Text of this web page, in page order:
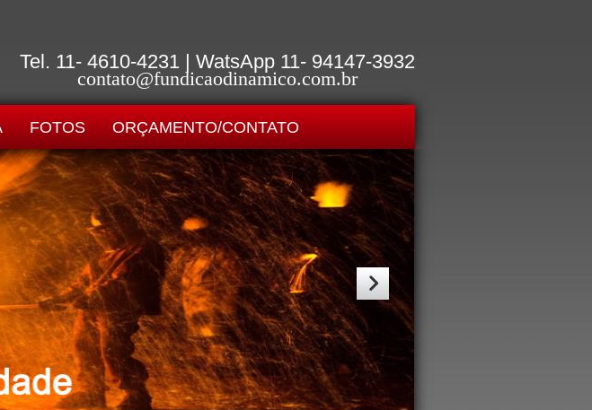
Tel. 11- 4610-4231 | WatsApp 11- 94147-3932
contato@fundicaodinamico.com.br
FOTOS ORÇAMENTO/CONTATO